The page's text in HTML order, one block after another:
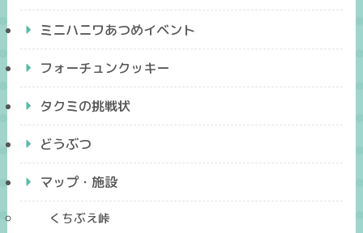
ミニハニワあつめイベント
フォーチュンクッキー
タクミの挑戦状
どうぶつ
マップ・施設
くちぶえ峠